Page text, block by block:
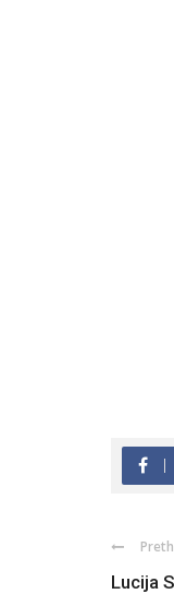
Lucija